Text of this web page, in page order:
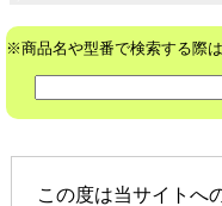
※商品名や型番で検索する際
この度は当サイトへ